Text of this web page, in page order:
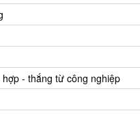
- thắng từ công nghiệp